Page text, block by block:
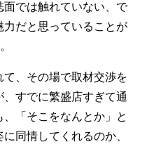
では触れていない、で
力だと思っていることが
、その場で取材交渉を
すでに繁盛店すぎて通
「そこをなんとか」と
同情してくれるのか、